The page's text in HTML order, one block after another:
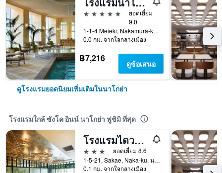
5 ดาว
ยอดเยี่ยม
9.0
1-1-4 Meieki, Nakamura-ku, นาโกย่า, ญี่ปุ่น
0.0 กม. จากใจกลางเมือง
฿7,216 ดูข้อเสนอ
ดูโรงแรมยอดนิยมเพิ่มเติมในนาโกย่า
โรงแรมใกล้ ซังโค อินน์ นาโกย่า ฟูชิมิ ที่สุด
โรงแรมไดวะ รอยเน็ต นาโกยา ฟูชิมิ
3 ดาว
ยอดเยี่ยม 8.6
1-5-21, Sakae, Naka-ku, นาโกย่า, ญี่ปุ่น
0.1 กม. จากใจกลางเมือง